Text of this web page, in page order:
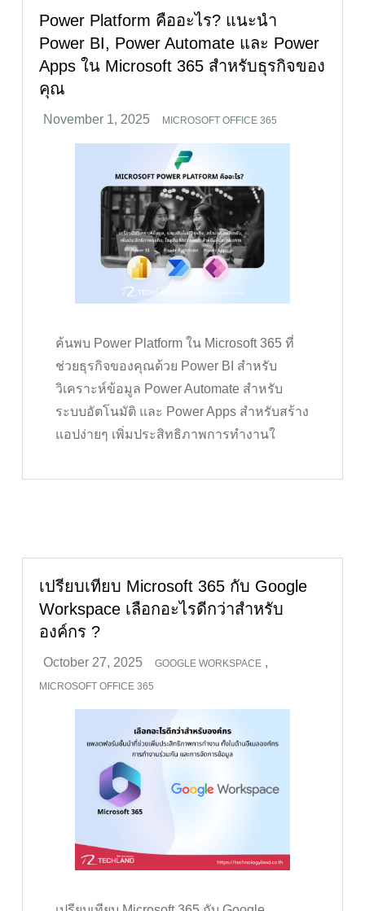
Power Platform คืออะไร? แนะนำ
Power BI, Power Automate และ Power
Apps ใน Microsoft 365 สำหรับธุรกิจของ
คุณ
MICROSOFT OFFICE 365
ค้นพบ Power Platform ใน Microsoft 365 ที่
ช่วยธุรกิจของคุณด้วย Power BI สำหรับ
วิเคราะห์ข้อมูล Power Automate สำหรับ
ระบบอัตโนมัติ และ Power Apps สำหรับสร้าง
แอปง่ายๆ เพิ่มประสิทธิภาพการทำงานใ
เปรียบเทียบ Microsoft 365 กับ Google
Workspace เลือกอะไรดีกว่าสำหรับ
องค์กร ?
GOOGLE WORKSPACE ,
MICROSOFT OFFICE 365